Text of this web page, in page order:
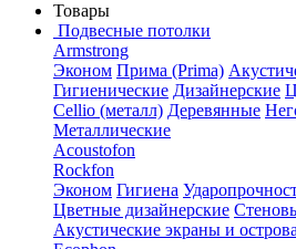
Товары
Подвесные потолки
Armstrong
Эконом Прима (Prima)
Гигиенические Дизайнерские
Cellio (металл) Деревянные
Металлические
Acoustofon
Rockfon
Эконом Гигиена
Цветные дизайнерские
Акустические экраны и острова